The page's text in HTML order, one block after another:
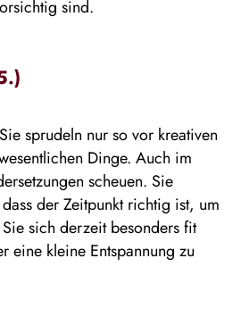
sind.
sprudeln nur so vor kreativen
Dinge. Auch im
scheuen. Sie
der Zeitpunkt richtig ist, um
sich derzeit besonders fit
eine kleine Entspannung zu